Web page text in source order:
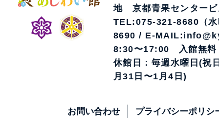
地 京都青果センタービ
TEL:075-321-8680（
8690 / E-
8:30〜17:00 入館無料
休館日：毎週水曜日(祝
月31日〜1月4日)
お問い合わせ プライバシーポリシ